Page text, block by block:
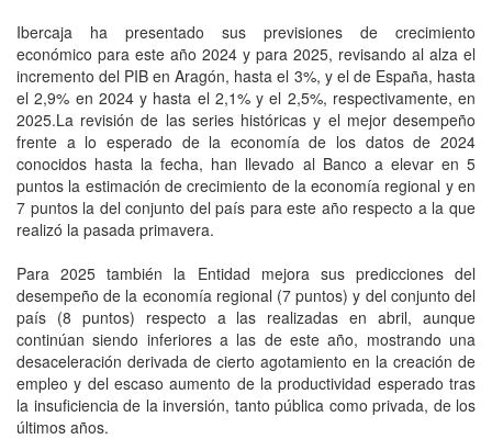
Ibercaja ha presentado sus previsiones de crecimiento
económico para este año 2024 y para 2025, revisando al alza el
incremento del PIB en Aragón, hasta el 3%, y el de España, hasta
el 2,9% en 2024 y hasta el 2,1% y el 2,5%, respectivamente, en
2025.La revisión de las series históricas y el mejor desempeño
frente a lo espe­rado de la economía de los datos de 2024
conocidos hasta la fecha, han llevado al Banco a elevar en 5
puntos la estimación de crecimiento de la economía regional y en
7 puntos la del conjunto del país para este año respecto a la que
realizó la pasada primavera.
Para 2025 también la Entidad mejora sus predicciones del
desempeño de la economía regional (7 puntos) y del conjunto del
país (8 puntos) respecto a las realizadas en abril, aunque
continúan siendo inferiores a las de este año, mostrando una
desaceleración derivada de cierto agotamiento en la creación de
empleo y del escaso aumento de la productividad esperado tras
la insufi­ciencia de la inversión, tanto pública como privada, de los
últimos años.